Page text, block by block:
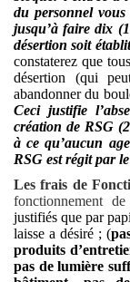
du personnel
jusqu’à faire dix
désertion soit
constaterez que
désertion (qui
abandonner du
Ceci justifie
création de RSG
à ce qu’aucun
RSG est régit par
Les frais de
fonctionnement
justifiés que par
laisse a désiré ; (
produits
pas de lumière